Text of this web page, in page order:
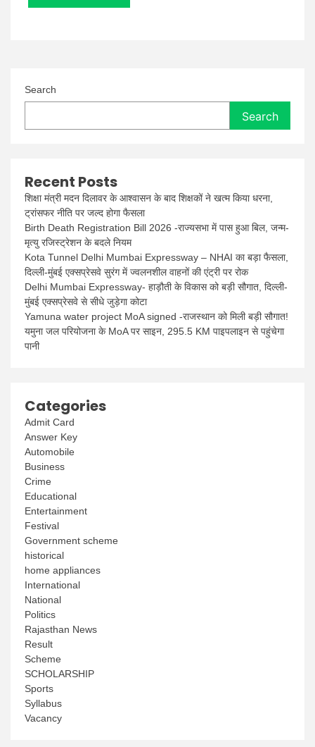
Search
Search
Recent Posts
शिक्षा मंत्री मदन दिलावर के आश्वासन के बाद शिक्षकों ने खत्म किया धरना,
ट्रांसफर नीति पर जल्द होगा फैसला
Birth Death Registration Bill 2026 -राज्यसभा में पास हुआ बिल, जन्म-
मृत्यु रजिस्ट्रेशन के बदले नियम
Kota Tunnel Delhi Mumbai Expressway – NHAI का बड़ा फैसला,
दिल्ली-मुंबई एक्सप्रेसवे सुरंग में ज्वलनशील वाहनों की एंट्री पर रोक
Delhi Mumbai Expressway- हाड़ौती के विकास को बड़ी सौगात, दिल्ली-
मुंबई एक्सप्रेसवे से सीधे जुड़ेगा कोटा
Yamuna water project MoA signed -राजस्थान को मिली बड़ी सौगात!
यमुना जल परियोजना के MoA पर साइन, 295.5 KM पाइपलाइन से पहुंचेगा
पानी
Categories
Admit Card
Answer Key
Automobile
Business
Crime
Educational
Entertainment
Festival
Government scheme
historical
home appliances
International
National
Politics
Rajasthan News
Result
Scheme
SCHOLARSHIP
Sports
Syllabus
Vacancy